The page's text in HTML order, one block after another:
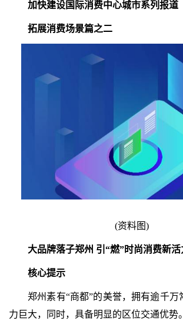
加快建设国际消费中心城市系列报道
拓展消费场景篇之二
(资料图)
大品牌落子郑州 引“燃”时尚消费新活
核心提示
郑州素有“商都”的美誉，拥有逾千万
力巨大，同时，具备明显的区位交通优势。